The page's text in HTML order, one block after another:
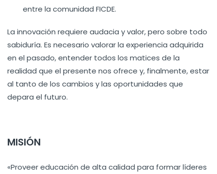
entre la comunidad FICDE.
La innovación requiere audacia y valor, pero sobre todo
sabiduría. Es necesario valorar la experiencia adquirida
en el pasado, entender todos los matices de la
realidad que el presente nos ofrece y, finalmente, estar
al tanto de los cambios y las oportunidades que
depara el futuro.
MISIÓN
«Proveer educación de alta calidad para formar líderes